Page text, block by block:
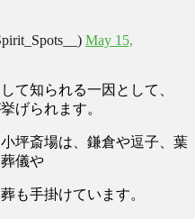
May 15,
て知られる一因として、
げられます。
小坪斎場は、鎌倉や逗子、葉
儀や
も手掛けています。